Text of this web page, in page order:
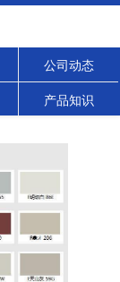
公司动态
产品知识